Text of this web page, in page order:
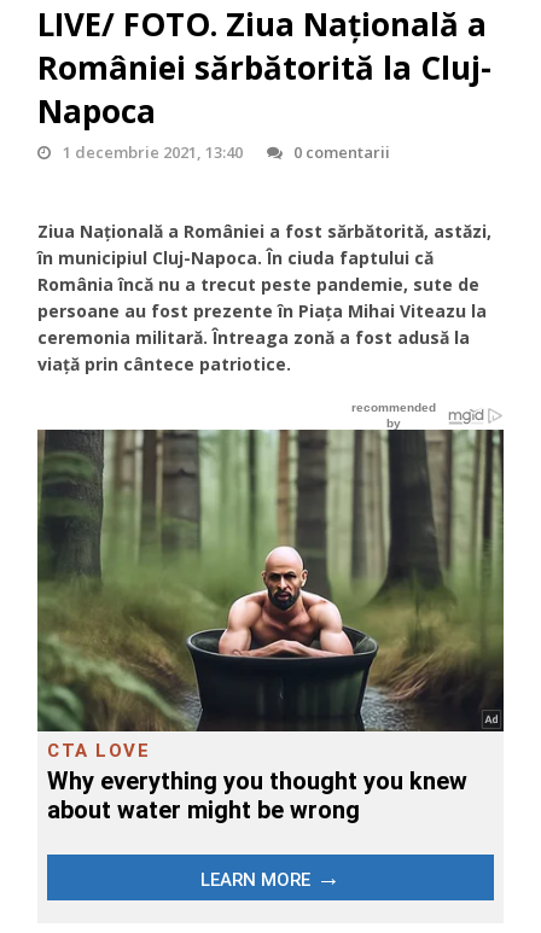
LIVE/ FOTO. Ziua Națională a
României sărbătorită la Cluj-
Napoca
1 decembrie 2021, 13:40 0 comentarii
Ziua Națională a României a fost sărbătorită, astăzi,
în municipiul Cluj-Napoca. În ciuda faptului că
România încă nu a trecut peste pandemie, sute de
persoane au fost prezente în Piața Mihai Viteazu la
ceremonia militară. Întreaga zonă a fost adusă la
viață prin cântece patriotice.